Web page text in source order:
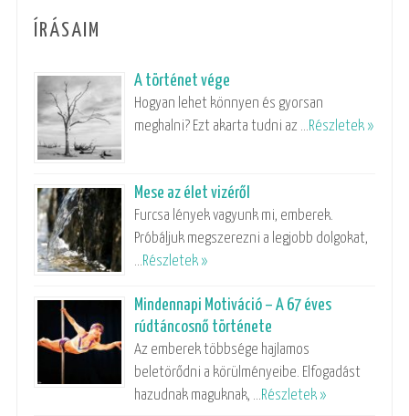
ÍRÁSAIM
A történet vége
Hogyan lehet könnyen és gyorsan
meghalni? Ezt akarta tudni az …Részletek »
Mese az élet vizéről
Furcsa lények vagyunk mi, emberek.
Próbáljuk megszerezni a legjobb dolgokat,
…Részletek »
Mindennapi Motiváció – A 67 éves
rúdtáncosnő története
Az emberek többsége hajlamos
beletörődni a körülményeibe. Elfogadást
hazudnak maguknak, …Részletek »